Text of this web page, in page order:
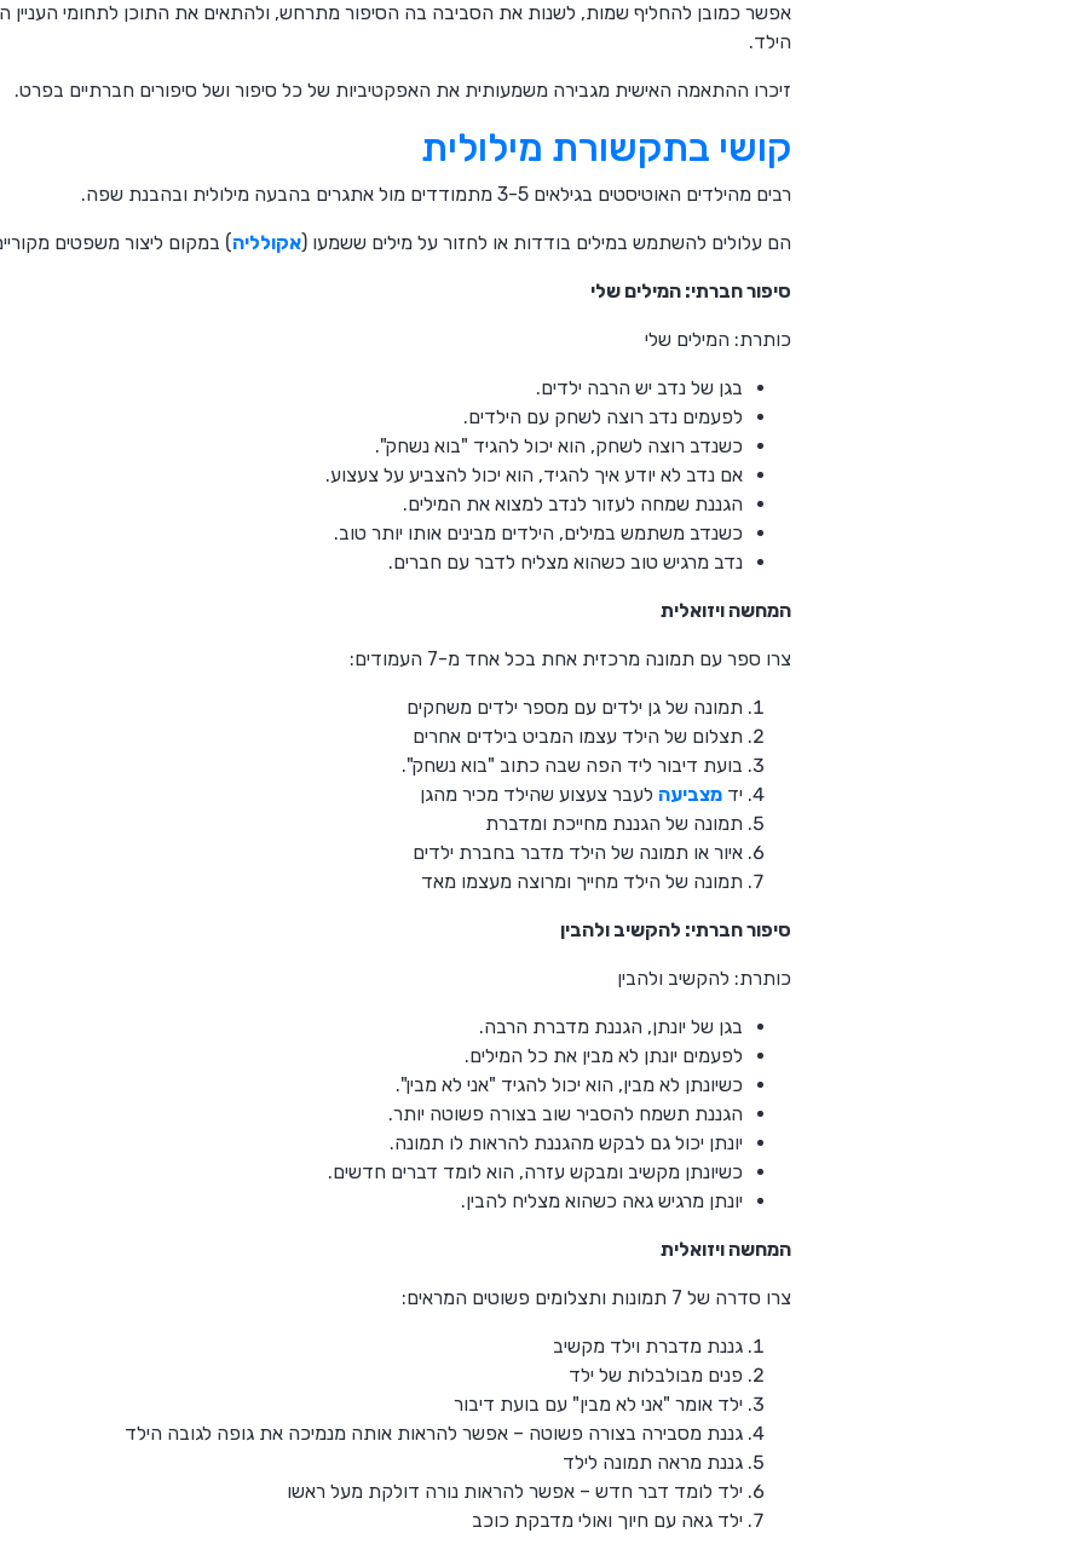
אפשר כמובן להחליף שמות, לשנות את הסביבה בה הסיפור מתרחש, ולהתאים את התוכן לתחומי העניין
הילד.
זיכרו ההתאמה האישית מגבירה משמעותית את האפקטיביות של כל סיפור ושל סיפורים חברתיים בפרט.
קושי בתקשורת מילולית
רבים מהילדים האוטיסטים בגילאים 3-5 מתמודדים מול אתגרים בהבעה מילולית ובהבנת שפה.
הם עלולים להשתמש במילים בודדות או לחזור על מילים ששמעו (אקולליה) במקום ליצור משפטים
סיפור חברתי: המילים שלי
כותרת: המילים שלי
בגן של נדב יש הרבה ילדים.
לפעמים נדב רוצה לשחק עם הילדים.
כשנדב רוצה לשחק, הוא יכול להגיד "בוא נשחק".
אם נדב לא יודע איך להגיד, הוא יכול להצביע על צעצוע.
הגננת שמחה לעזור לנדב למצוא את המילים.
כשנדב משתמש במילים, הילדים מבינים אותו יותר טוב.
נדב מרגיש טוב כשהוא מצליח לדבר עם חברים.
המחשה ויזואלית
צרו ספר עם תמונה מרכזית אחת בכל אחד מ-7 העמודים:
תמונה של גן ילדים עם מספר ילדים משחקים
תצלום של הילד עצמו המביט בילדים אחרים
בועת דיבור ליד הפה שבה כתוב "בוא נשחק".
יד מצביעה לעבר צעצוע שהילד מכיר מהגן
תמונה של הגננת מחייכת ומדברת
איור או תמונה של הילד מדבר בחברת ילדים
תמונה של הילד מחייך ומרוצה מעצמו מאד
סיפור חברתי: להקשיב ולהבין
כותרת: להקשיב ולהבין
בגן של יונתן, הגננת מדברת הרבה.
לפעמים יונתן לא מבין את כל המילים.
כשיונתן לא מבין, הוא יכול להגיד "אני לא מבין".
הגננת תשמח להסביר שוב בצורה פשוטה יותר.
יונתן יכול גם לבקש מהגננת להראות לו תמונה.
כשיונתן מקשיב ומבקש עזרה, הוא לומד דברים חדשים.
יונתן מרגיש גאה כשהוא מצליח להבין.
המחשה ויזואלית
צרו סדרה של 7 תמונות ותצלומים פשוטים המראים:
גננת מדברת וילד מקשיב
פנים מבולבלות של ילד
ילד אומר "אני לא מבין" עם בועת דיבור
גננת מסבירה בצורה פשוטה – אפשר להראות אותה מנמיכה את גופה לגובה הילד
גננת מראה תמונה לילד
ילד לומד דבר חדש – אפשר להראות נורה דולקת מעל ראשו
ילד גאה עם חיוך ואולי מדבקת כוכב